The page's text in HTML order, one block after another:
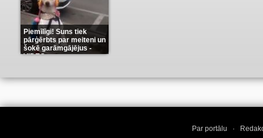
Piemīlīgi! Suns tiek
pārģērbts par meiteni un
šokē garāmgājējus -
VIDEO(8)
Par portālu ·